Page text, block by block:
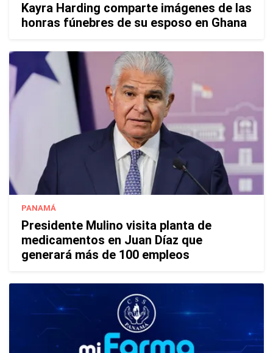
Kayra Harding comparte imágenes de las
honras fúnebres de su esposo en Ghana
PANAMÁ
Presidente Mulino visita planta de
medicamentos en Juan Díaz que
generará más de 100 empleos